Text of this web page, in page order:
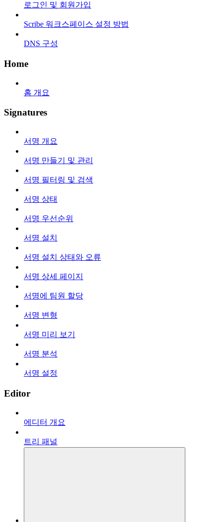
로그인 및 회원가입
Scribe 워크스페이스 설정 방법
DNS 구성
Home
홈 개요
Signatures
서명 개요
서명 만들기 및 관리
서명 필터링 및 검색
서명 상태
서명 우선순위
서명 설치
서명 설치 상태와 오류
서명 상세 페이지
서명에 팀원 할당
서명 변형
서명 미리 보기
서명 분석
서명 설정
Editor
에디터 개요
트리 패널